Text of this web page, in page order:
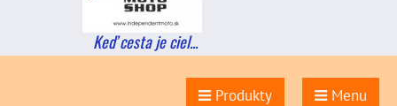
Keď cesta je ciel...
Produkty Menu